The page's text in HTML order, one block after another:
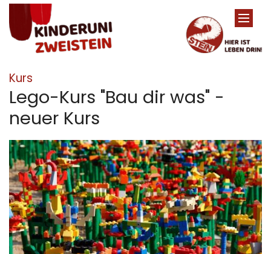
Zum Inhalt springen
Kurs
Lego-Kurs "Bau dir was" -
neuer Kurs